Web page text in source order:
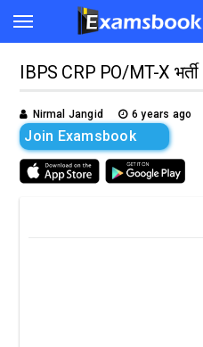
Nirmal Jangid 6 years ago
Join Examsbook